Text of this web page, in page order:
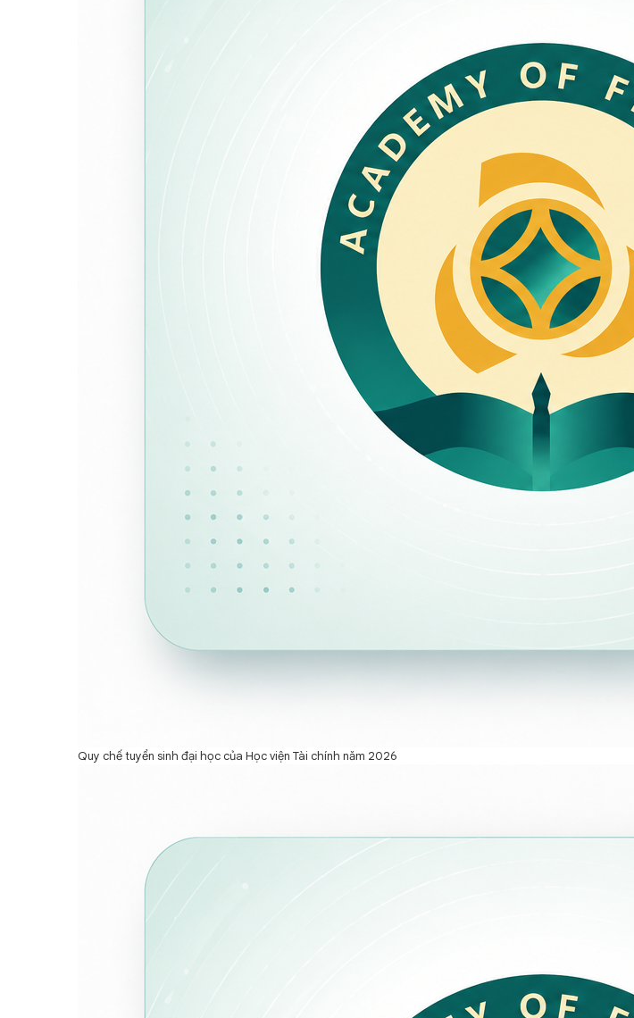
Quy chế tuyển sinh đại học của Học viện Tài chính năm 2026